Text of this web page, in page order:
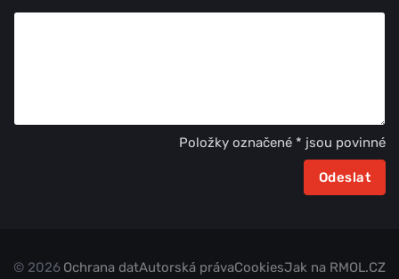
Položky označené * jsou povinné
© 2026 Ochrana datAutorská právaCookiesJak na RMOL.CZ